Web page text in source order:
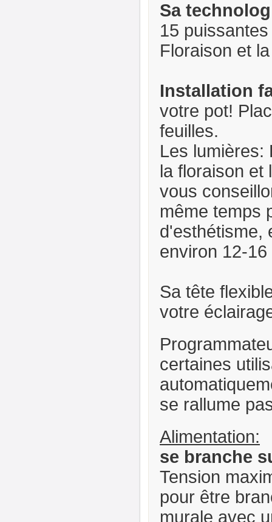
Sa
15
Floraison et
Installation
votre pot!
feuilles.
Les lumières:
la floraison et
vous
même temps
d'esthétisme,
environ 12-
Sa tête
votre
certaines
se rallume
Alimentation:
se branche
Tension
pour être
murale avec